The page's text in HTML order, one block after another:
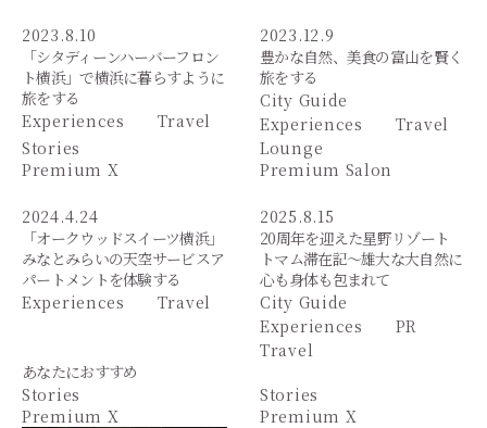
2023.8.10
「シタディーンハーバーフロン
ト横浜」で横浜に暮らすように
旅をする
Experiences
Travel
2023.12.9
豊かな自然、美食の富山を賢く
旅をする
City Guide
Experiences
Travel
Stories
Premium X
2024.4.24
「オークウッドスイーツ横浜」
みなとみらいの天空サービスア
パートメントを体験する
Experiences
Travel
Lounge
Premium Salon
2025.8.15
20周年を迎えた星野リゾート
トマム滞在記～雄大な大自然に
心も身体も包まれて
City Guide
Experiences
PR
Travel
あなたにおすすめ
Stories
Premium X
Stories
Premium X